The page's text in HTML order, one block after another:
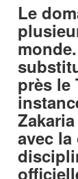
Le
près le
avec